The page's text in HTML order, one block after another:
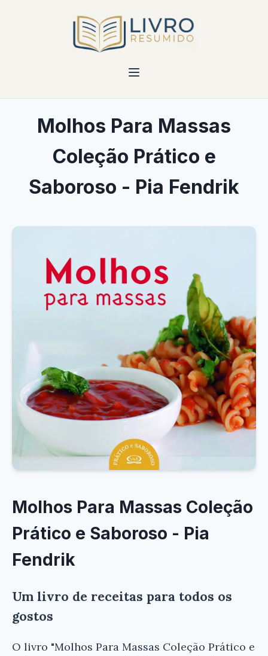
Molhos Para Massas
Coleção Prático e
Saboroso - Pia Fendrik
Molhos Para Massas Coleção
Prático e Saboroso - Pia
Fendrik
Um livro de receitas para todos os
gostos
O livro "Molhos Para Massas Coleção Prático e